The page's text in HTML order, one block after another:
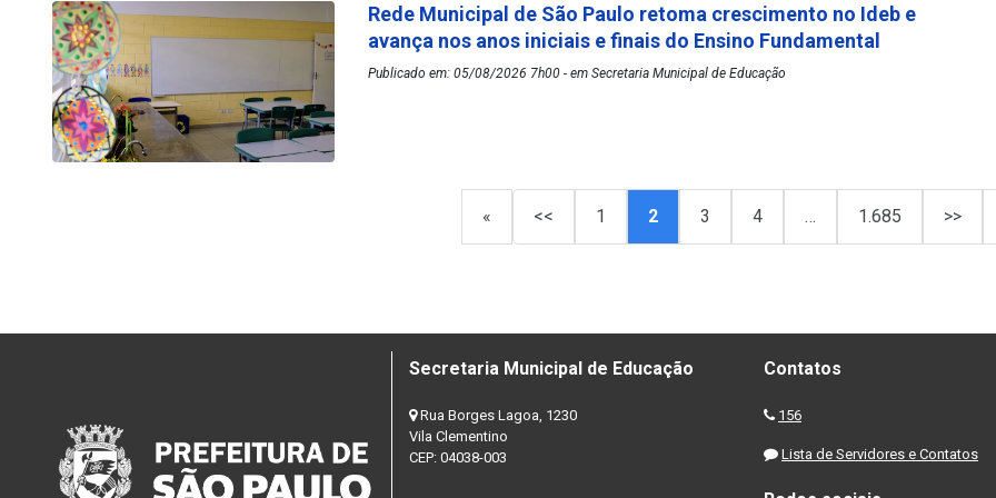
Rede Municipal de São Paulo retoma crescimento no Ideb e
avança nos anos iniciais e finais do Ensino Fundamental
Publicado em: 05/08/2026 7h00 - em Secretaria Municipal de Educação
« << 1 2 3 4 … 1.685 >>
Secretaria Municipal de Educação
Rua Borges Lagoa, 1230
Vila Clementino
CEP: 04038-003
Contatos
156
Lista de Servidores e Contatos